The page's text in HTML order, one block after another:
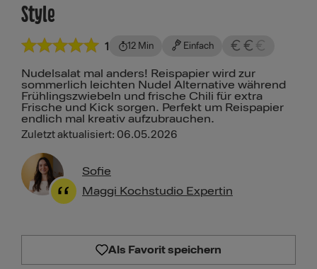
Style
1 12 Min Einfach
Nudelsalat mal anders! Reispapier wird zur
sommerlich leichten Nudel Alternative während
Frühlingszwiebeln und frische Chili für extra
Frische und Kick sorgen. Perfekt um Reispapier
endlich mal kreativ aufzubrauchen.
Zuletzt aktualisiert: 06.05.2026
Sofie
Maggi Kochstudio Expertin
Als Favorit speichern